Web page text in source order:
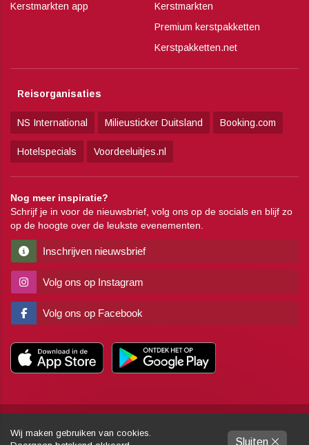
Wij maken gebruiken van cookies.
Sluiten
Kerstmarkten app
Kerstmarkten
Premium kerstpakketten
Kerstpakketten.net
Reisorganisaties
NS International Milieusticker Duitsland Booking.com
Hotelspecials Voordeeluitjes.nl
Nog meer inspiratie?
Schrijf je in voor de nieuwsbrief, volg ons op de socials en blijf zo
op de hoogte over de leukste evenementen.
Inschrijven nieuwsbrief
Volg ons op Instagram
Volg ons op Facebook